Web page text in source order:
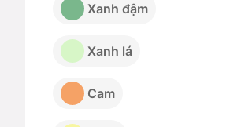
Xanh đậm
Xanh lá
Cam